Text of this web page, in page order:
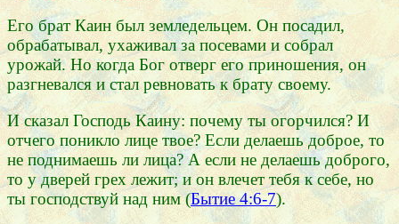
Его брат Каин был земледельцем. Он посадил,
обрабатывал, ухаживал за посевами и собрал
урожай. Но когда Бог отверг его приношения, он
разгневался и стал ревновать к брату своему.
И сказал Господь Каину: почему ты огорчился? И
отчего поникло лице твое? Если делаешь доброе, то
не поднимаешь ли лица? А если не делаешь доброго,
то у дверей грех лежит; и он влечет тебя к себе, но
ты господствуй над ним (Бытие 4:6-7).